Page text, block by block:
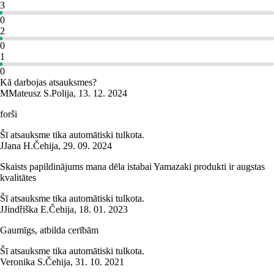
3
0
2
0
1
0
Kā darbojas atsauksmes?
MMateusz S.Polija, 13. 12. 2024
forši
Šī atsauksme tika automātiski tulkota.
JJana H.Čehija, 29. 09. 2024
Skaists papildinājums mana dēla istabai Yamazaki produkti ir augstas
kvalitātes
Šī atsauksme tika automātiski tulkota.
JJindřiška E.Čehija, 18. 01. 2023
Gaumīgs, atbilda cerībām
Šī atsauksme tika automātiski tulkota.
Veronika S.Čehija, 31. 10. 2021